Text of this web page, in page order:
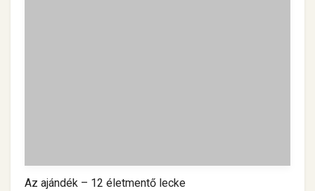
Az ajándék – 12 életmentő lecke